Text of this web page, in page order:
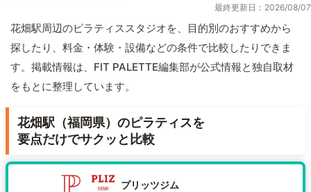
最終更新日：2026/08/07
花畑駅周辺のピラティススタジオを、目的別のおすすめから
探したり、料金・体験・設備などの条件で比較したりできま
す。掲載情報は、FIT PALETTE編集部が公式情報と独自取材
をもとに整理しています。
花畑駅（福岡県）のピラティスを
要点だけでサクッと比較
プリッツジム